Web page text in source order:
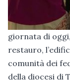
giornata di
restauro,
comunità dei
della diocesi di